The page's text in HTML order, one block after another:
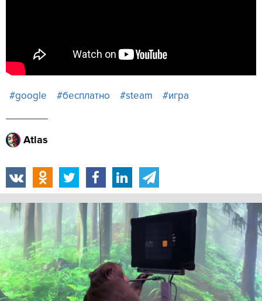
#google #бесплатно #steam #игра
Atlas